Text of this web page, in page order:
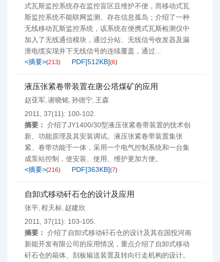
式瓦斯监控系统存在监控盲区且维护不便，而移动式瓦
斯监控系统不能联网监测、存在信息孤岛；介绍了一种
无线移动瓦斯监控系统，该系统在便携式瓦斯检测仪中
加入了无线通信模块，通过分站、无线信号收发器及漏
泄电缆实现井下无线信号的连续覆盖，通过...
<摘要>(213) PDF[512KB](6)
液压张紧卷带装置在唐公塔煤矿的应用
赵亚军, 谢晓铭, 孙德宁, 王森
2011, 37(11): 100-102.
摘要： 介绍了JY1400/30型液压张紧卷带装置的技术创
新、功能原理及其安装调试。液压张紧卷带装置集张
紧、卷带功能于一体，采用一个电气控制系统和一台集
成泵站控制，使安装、使用、维护更加方便。
<摘要>(216) PDF[363KB](7)
自卸式移动矸石仓的设计及应用
张平, 程天标, 赵建欣
2011, 37(11): 103-105.
摘要： 介绍了自卸式移动矸石仓的设计及其在国投河南
新能开发有限公司的应用情况，重点介绍了自卸式移动
矸石仓的箱体、刮板输送装置及转向行走机构的设计。